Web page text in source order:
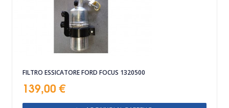
FILTRO ESSICATORE FORD FOCUS 1320500
139,00 €